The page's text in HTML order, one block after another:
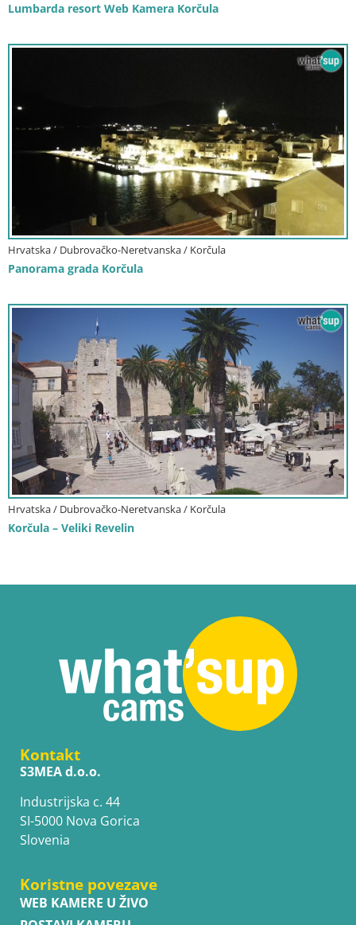
Lumbarda resort Web Kamera Korčula
Hrvatska / Dubrovačko-Neretvanska / Korčula
Panorama grada Korčula
Hrvatska / Dubrovačko-Neretvanska / Korčula
Korčula – Veliki Revelin
Kontakt
S3MEA d.o.o.
Industrijska c. 44
SI-5000 Nova Gorica
Slovenia
Koristne povezave
WEB KAMERE U ŽIVO